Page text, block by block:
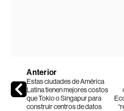
Anterior
Estas ciudades de América
Latina tienen mejores costos
que Tokio o Singapur para
construir centros de datos